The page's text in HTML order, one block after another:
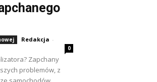
Redakcja -
0
Zapchany
problemów, z